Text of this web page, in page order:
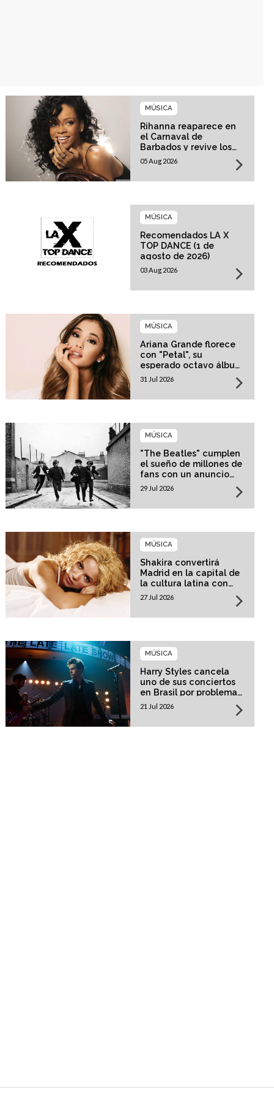
Rihanna reaparece en
el Carnaval de
Barbados y revive los
rumores sobre su
esperado regreso
MÚSICA
05 Aug 2026
Recomendados LA X
TOP DANCE (1 de
agosto de 2026)
MÚSICA
03 Aug 2026
Ariana Grande florece
con "Petal", su
esperado octavo álbum
de estudio
MÚSICA
31 Jul 2026
"The Beatles" cumplen
el sueño de millones de
fans con un anuncio
histórico
MÚSICA
29 Jul 2026
Shakira convertirá
Madrid en la capital de
la cultura latina con
una residencia histórica
MÚSICA
27 Jul 2026
Harry Styles cancela
uno de sus conciertos
en Brasil por problemas
de salud
MÚSICA
21 Jul 2026